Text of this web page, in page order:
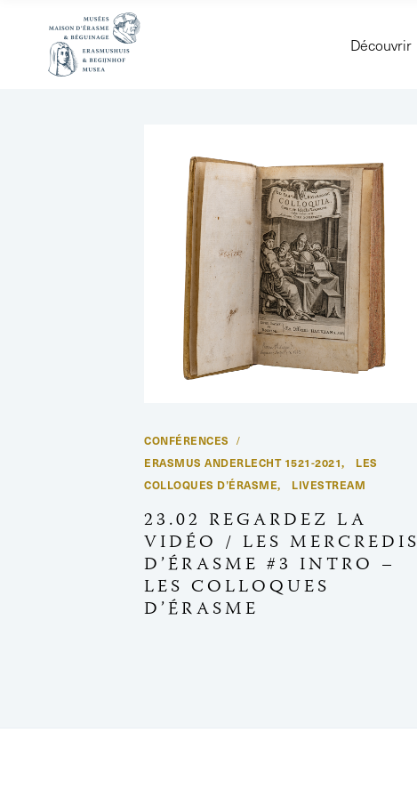
Découvrir
CONFÉRENCES
ERASMUS ANDERLECHT 1521-2021, LES
COLLOQUES D’ÉRASME, LIVESTREAM
23.02 REGARDEZ LA
VIDÉO / LES MERCREDIS
D’ÉRASME #3 INTRO –
LES COLLOQUES
D’ÉRASME